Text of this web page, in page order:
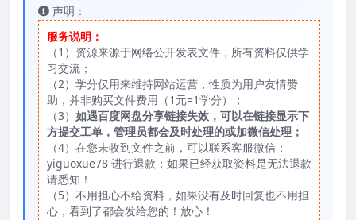
声明：
服务说明：
（1）资源来源于网络公开发表文件，所有资料仅供学
习交流；
（2）学分仅用来维持网站运营，性质为用户友情赞
助，并非购买文件费用（1元=1学分）；
（3） 如遇百度网盘分享链接失效，可以在链接显示下
方提交工单，管理员都会及时处理的或加微信处理；
（4）在您未收到文件之前，可以联系客服微信：
yiguoxue78 进行退款；如果已经获取资料是无法退款
请悉知！
（5）不用担心不给资料，如果没有及时回复也不用担
心，看到了都会发给您的！放心！